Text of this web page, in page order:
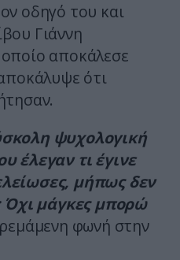
οδηγό του και
Γιάννη
αποκάλεσε
ότι
ψυχολογική
έλεγαν τι έγινε
μήπως δεν
Όχι μάγκες μπορώ
φωνή στην